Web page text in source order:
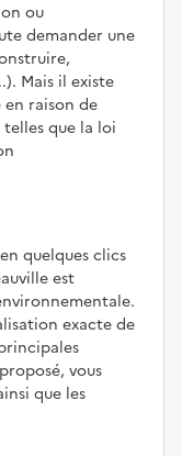
ou
demander une
Mais il existe
en raison de
que la loi
quelques clics
est
exacte de
vous
que les